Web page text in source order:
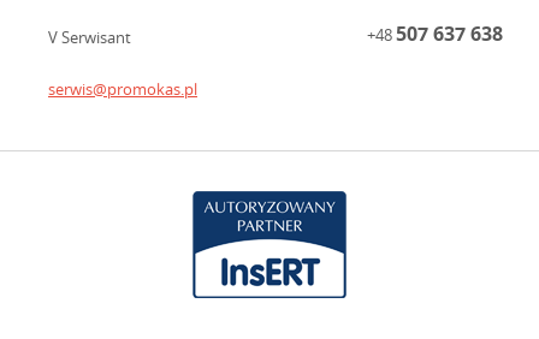
V Serwisant +48507 637 638
serwis@promokas.pl